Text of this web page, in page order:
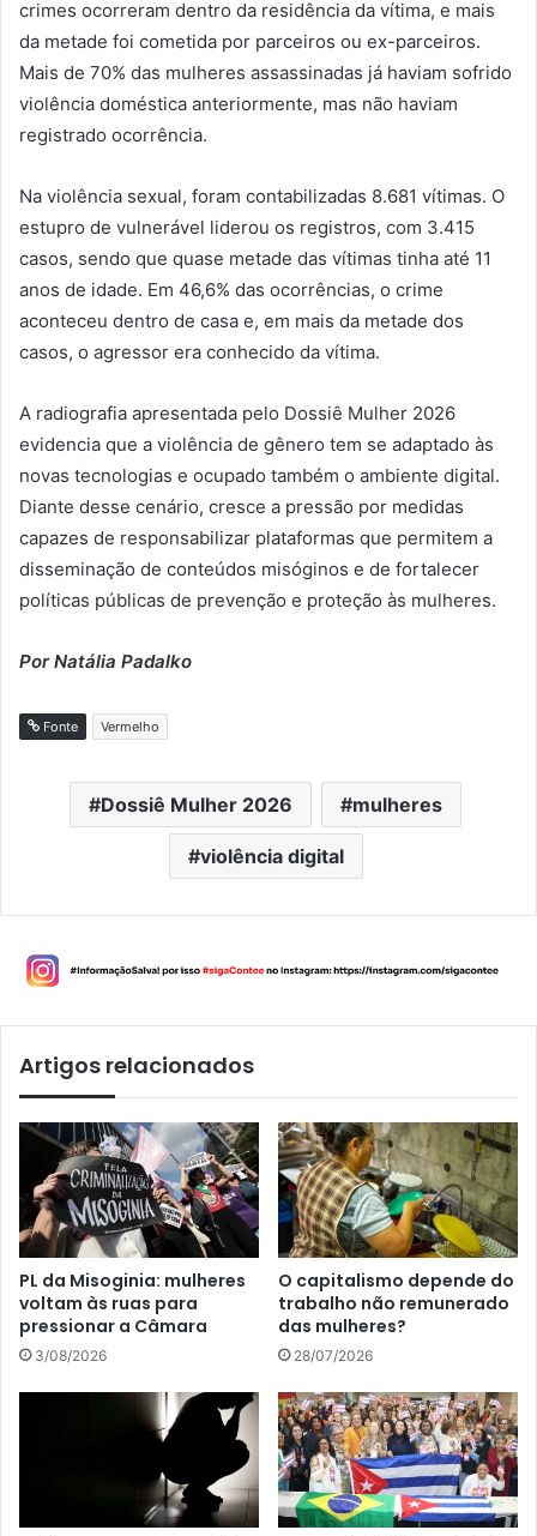
crimes ocorreram dentro da residência da vítima, e mais
da metade foi cometida por parceiros ou ex-parceiros.
Mais de 70% das mulheres assassinadas já haviam sofrido
violência doméstica anteriormente, mas não haviam
registrado ocorrência.
Na violência sexual, foram contabilizadas 8.681 vítimas. O
estupro de vulnerável liderou os registros, com 3.415
casos, sendo que quase metade das vítimas tinha até 11
anos de idade. Em 46,6% das ocorrências, o crime
aconteceu dentro de casa e, em mais da metade dos
casos, o agressor era conhecido da vítima.
A radiografia apresentada pelo Dossiê Mulher 2026
evidencia que a violência de gênero tem se adaptado às
novas tecnologias e ocupado também o ambiente digital.
Diante desse cenário, cresce a pressão por medidas
capazes de responsabilizar plataformas que permitem a
disseminação de conteúdos misóginos e de fortalecer
políticas públicas de prevenção e proteção às mulheres.
Por Natália Padalko
Fonte Vermelho
Dossiê Mulher 2026 mulheres
violência digital
Artigos relacionados
PL da Misoginia: mulheres
voltam às ruas para
pressionar a Câmara
3/08/2026
O capitalismo depende do
trabalho não remunerado
das mulheres?
28/07/2026